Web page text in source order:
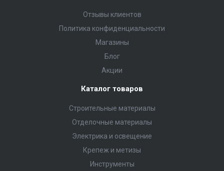
Отзывы клиентов
Политика конфиденциальности
Магазины
Блог
Акции
Каталог товаров
Строительные материалы
Отделочные материалы
Электрика и освещение
Крепеж и метизы
Инструменты